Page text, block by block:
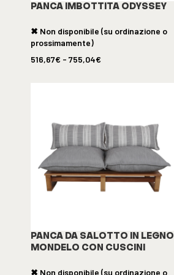
PANCA IMBOTTITA ODYSSEY
✖ Non disponibile (su ordinazione o
prossimamente)
516,67€ - 755,04€
PANCA DA SALOTTO IN LEGNO
MONDELO CON CUSCINI
✖ Non disponibile (su ordinazione o